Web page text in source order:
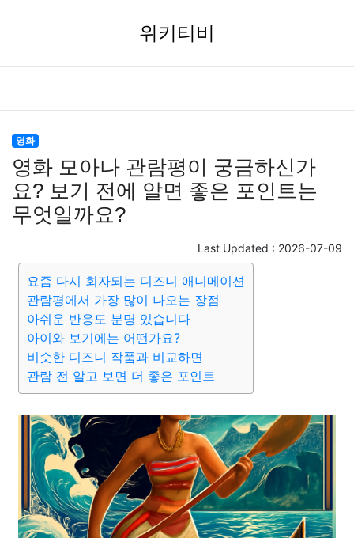
위키티비
영화
영화 모아나 관람평이 궁금하신가
요? 보기 전에 알면 좋은 포인트는
무엇일까요?
Last Updated : 2026-07-09
요즘 다시 회자되는 디즈니 애니메이션
관람평에서 가장 많이 나오는 장점
아쉬운 반응도 분명 있습니다
아이와 보기에는 어떤가요?
비슷한 디즈니 작품과 비교하면
관람 전 알고 보면 더 좋은 포인트